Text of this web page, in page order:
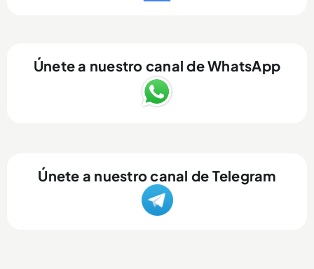
Únete a nuestro canal de WhatsApp
Únete a nuestro canal de Telegram